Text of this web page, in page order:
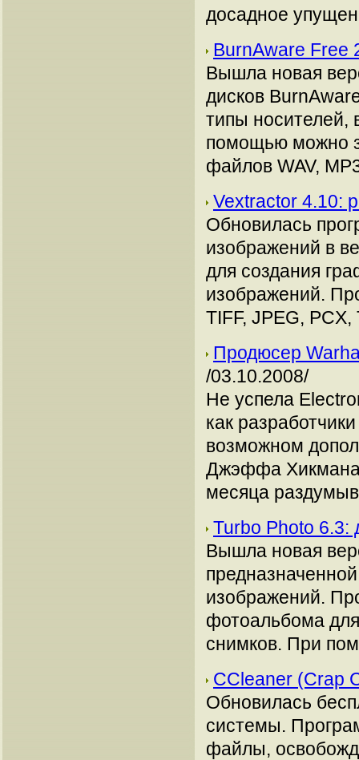
досадное
BurnAware Free
Вышла новая
дисков
типы носителей,
помощью можно
файлов WAV,
Vextractor 4.10:
Обновилась
изображений в
для создания
изображений.
TIFF, JPEG, PCX,
Продюсер
/03.10.2008/
Не успела
как
возможном
Джэффа Хикмана
месяца
Turbo Photo
Вышла новая
изображений.
фотоальбома
снимков. При
CCleaner (Crap
Обновилась
системы.
файлы,